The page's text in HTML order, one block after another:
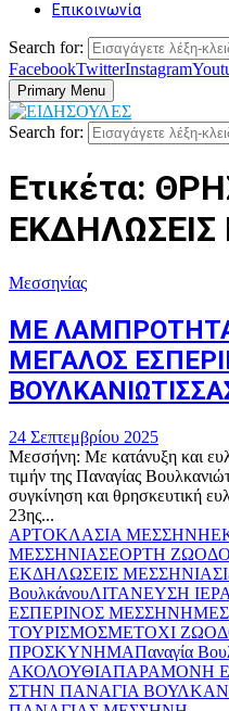
Επικοινωνία
Search for:
FacebookTwitterInstagram
Primary Menu
Search for:
Ετικέτα:
Μεσσηνίας
ΜΕ
ΜΕΓΑΛΟΣ
24 Σεπτεμβρίου 2025
Μεσσήνη: Με κατάνυξη και
τιμήν της Παναγίας
συγκίνηση και θρησκευτική
23ης...
ΑΡΤΟΚΛΑΣΙΑ ΜΕΣΣΗΝΗ
ΜΕΣΣΗΝΙΑΣΕΟΡΤΗ
ΕΚΔΗΛΩΣΕΙΣ ΜΕΣΣΗΝΙΑΣ
ΒουλκάνουΛΙΤΑΝΕΥΣΗ
ΕΣΠΕΡΙΝΟΣ ΜΕΣΣΗΝΗ
ΤΟΥΡΙΣΜΟΣΜΕΤΟΧΙ
ΠΡΟΣΚΥΝΗΜΑΠαναγία
ΑΚΟΛΟΥΘΙΑΠΑΡΑΜΟΝΗ
ΣΤΗΝ ΠΑΝΑΓΙΑ